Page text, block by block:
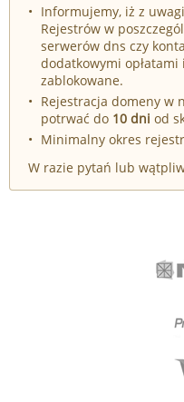
Informujemy, iż z
Rejestrów w
serwerów dns czy
dodatkowymi
zablokowane.
Rejestracja domeny w
potrwać do 10 dni od
Minimalny okres
W razie pytań lub